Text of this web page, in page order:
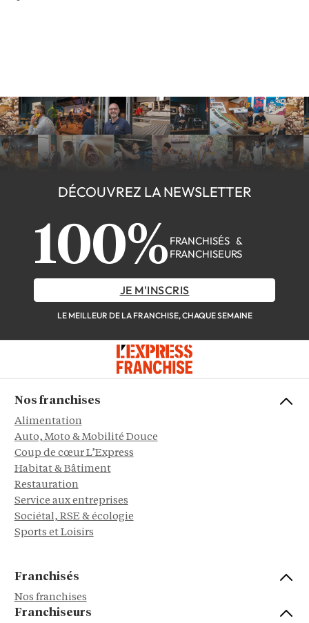
DÉCOUVREZ LA NEWSLETTER
100% FRANCHISÉS &
FRANCHISEURS
JE M'INSCRIS
LE MEILLEUR DE LA FRANCHISE, CHAQUE SEMAINE
Nos franchises
Alimentation
Auto, Moto & Mobilité Douce
Coup de cœur L’Express
Habitat & Bâtiment
Restauration
Service aux entreprises
Sociétal, RSE & écologie
Sports et Loisirs
Franchisés
Nos franchises
Franchiseurs